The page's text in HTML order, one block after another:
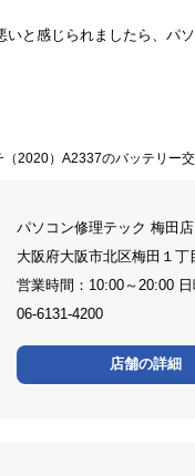
と感じられましたら、パ
（2020）A2337のバッテリー
パソコン修理テック 梅田店
大阪府大阪市北区梅田１
営業時間：10:00～20:00
06-6131-4200
店舗の詳細